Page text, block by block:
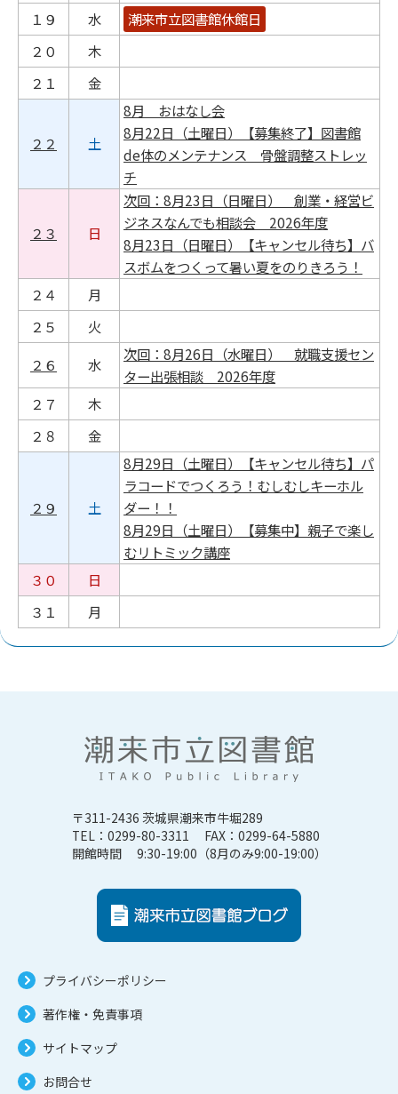
１９
水
潮来市立図書館休館日
２０
木
２１
金
２２ 土
8月 おはなし会
8月22日（土曜日）【募集終了】図書館
de体のメンテナンス 骨盤調整ストレッ
チ
２３ 日
次回：8月23日（日曜日） 創業・経営ビ
ジネスなんでも相談会 2026年度
8月23日（日曜日）【キャンセル待ち】バ
スボムをつくって暑い夏をのりきろう！
２４
月
２５
火
２６
水
次回：8月26日（水曜日） 就職支援セン
ター出張相談 2026年度
２７
木
２８
金
２９ 土
8月29日（土曜日）【キャンセル待ち】パ
ラコードでつくろう！むしむしキーホル
ダー！！
8月29日（土曜日）【募集中】親子で楽し
むリトミック講座
３０
日
３１
月
〒311-2436 茨城県潮来市牛堀289
TEL：0299-80-3311 FAX：0299-64-5880
開館時間 9:30-19:00（8月のみ9:00-19:00）
プライバシーポリシー
著作権・免責事項
サイトマップ
お問合せ